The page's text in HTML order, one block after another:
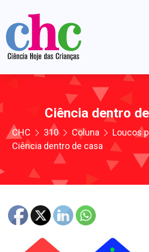
Ciência dentro
CHC 310 Coluna
Loucos
Ciência dentro de casa